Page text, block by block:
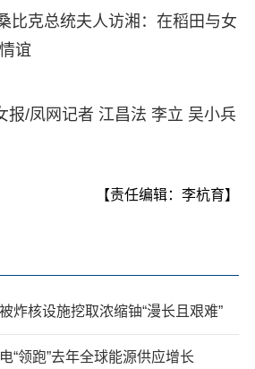
比克总统夫人访湘：在稻田与女
谊
报/凤网记者 江昌法 李立 吴小兵
【责任编辑：李杭育】
炸核设施挖取浓缩铀“漫长且艰难”
“领跑”去年全球能源供应增长